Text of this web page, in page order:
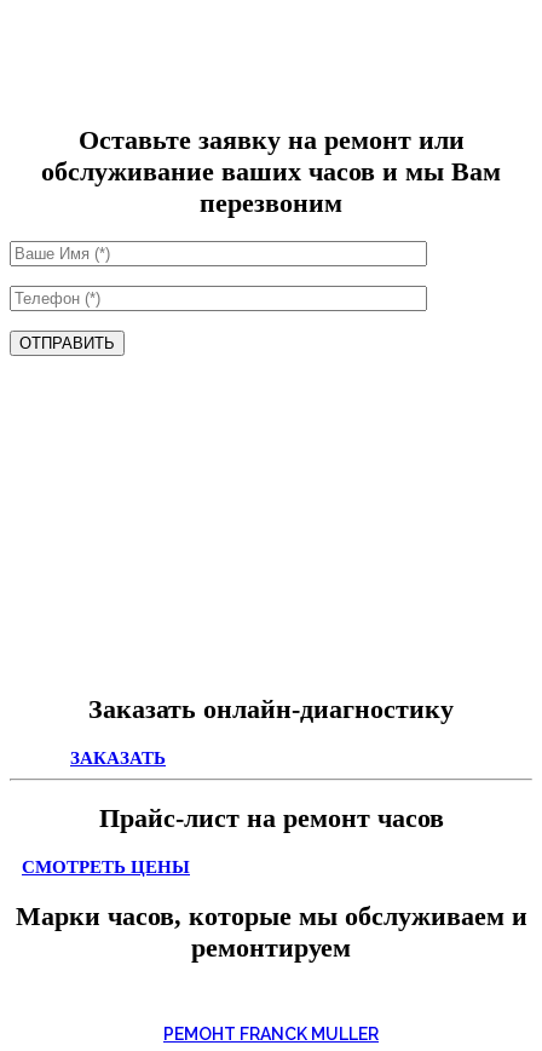
Оставьте заявку на ремонт или
обслуживание ваших часов и мы Вам
перезвоним
ОТПРАВИТЬ
Заказать онлайн-диагностику
ЗАКАЗАТЬ
Прайс-лист на ремонт часов
СМОТРЕТЬ ЦЕНЫ
Марки часов, которые мы обслуживаем и
ремонтируем
РЕМОНТ FRANCK MULLER